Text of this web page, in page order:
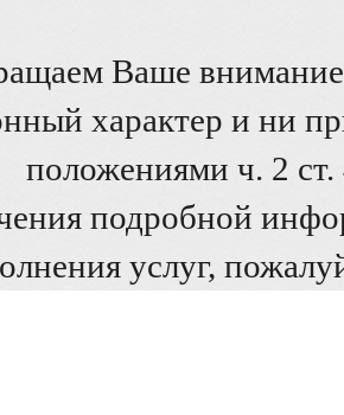
Ваше внимание
характер и ни
положениями ч. 2
подробной
услуг,